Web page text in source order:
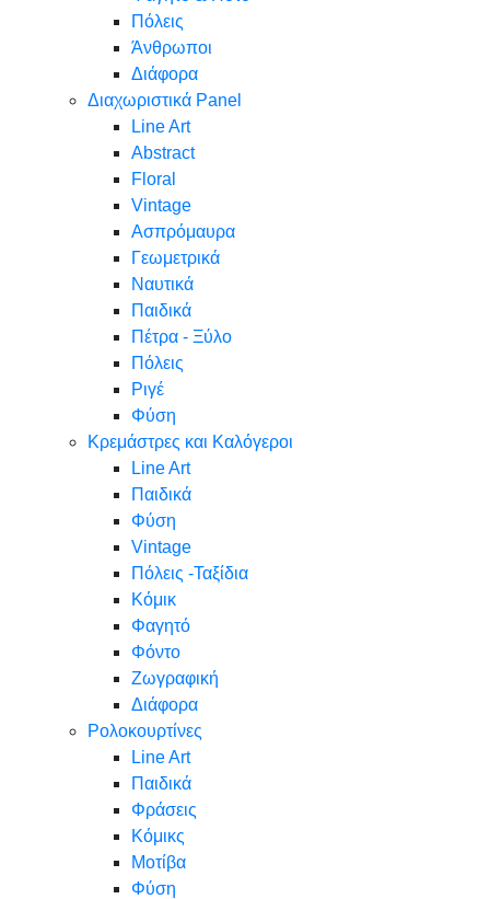
Πόλεις
Άνθρωποι
Διάφορα
Διαχωριστικά Panel
Line Art
Abstract
Floral
Vintage
Ασπρόμαυρα
Γεωμετρικά
Ναυτικά
Παιδικά
Πέτρα - Ξύλο
Πόλεις
Ριγέ
Φύση
Κρεμάστρες και Καλόγεροι
Line Art
Παιδικά
Φύση
Vintage
Πόλεις -Ταξίδια
Κόμικ
Φαγητό
Φόντο
Ζωγραφική
Διάφορα
Ρολοκουρτίνες
Line Art
Παιδικά
Φράσεις
Κόμικς
Μοτίβα
Φύση